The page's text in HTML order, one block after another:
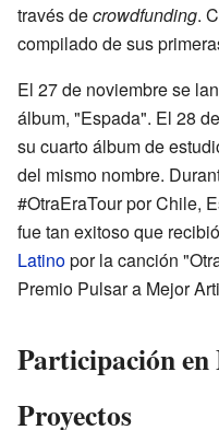
través decrowdfunding.
compilado de sus
El 27 de noviembre se
álbum, "Espada". El 28
su cuarto álbum de
del mismo nombre.
#OtraEraTour por Chile,
fue tan exitoso que
Latinopor la canción
Premio Pulsar a Mejor
Participación en
Proyectos